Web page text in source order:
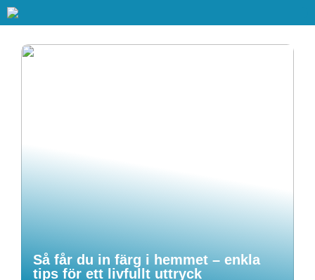
Så får du in färg i hemmet – enkla
tips för ett livfullt uttryck